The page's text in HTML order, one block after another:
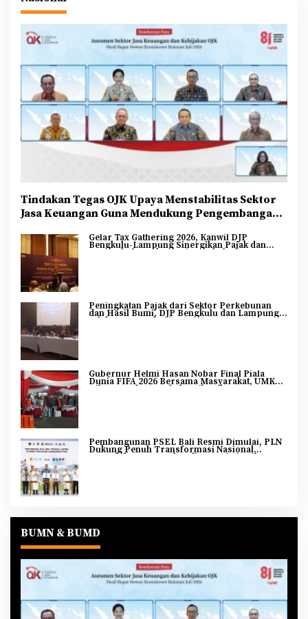
Tindakan Tegas OJK Upaya Menstabilitas Sektor
Jasa Keuangan Guna Mendukung Pengembangan
Gelar Tax Gathering 2026, Kanwil DJP
Bengkulu-Lampung Sinergikan Pajak dan
Pertumbuhan Ekonomi Bengkulu
Peningkatan Pajak dari Sektor Perkebunan
dan Hasil Bumi, DJP Bengkulu dan Lampung
Adakan Tax Gathering 2026
Gubernur Helmi Hasan Nobar Final Piala
Dunia FIFA 2026 Bersama Masyarakat, UMKM
Diborong dan Sembako Dibagikan
Pembangunan PSEL Bali Resmi Dimulai, PLN
Dukung Penuh Transformasi Nasional
Pengelolaan Sampah Jadi Energi Listrik
BUMN & BUMD